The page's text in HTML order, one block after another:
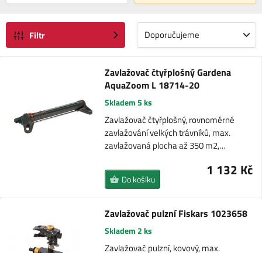
Filtr Doporučujeme
Zavlažovač čtyřplošný Gardena
AquaZoom L 18714-20
Skladem 5 ks
Zavlažovač čtyřplošný, rovnoměrné
zavlažování velkých trávníků, max.
zavlažovaná plocha až 350 m2,…
1 132 Kč
Do košíku
Zavlažovač pulzní Fiskars 1023658
Skladem 2 ks
Zavlažovač pulzní, kovový, max.